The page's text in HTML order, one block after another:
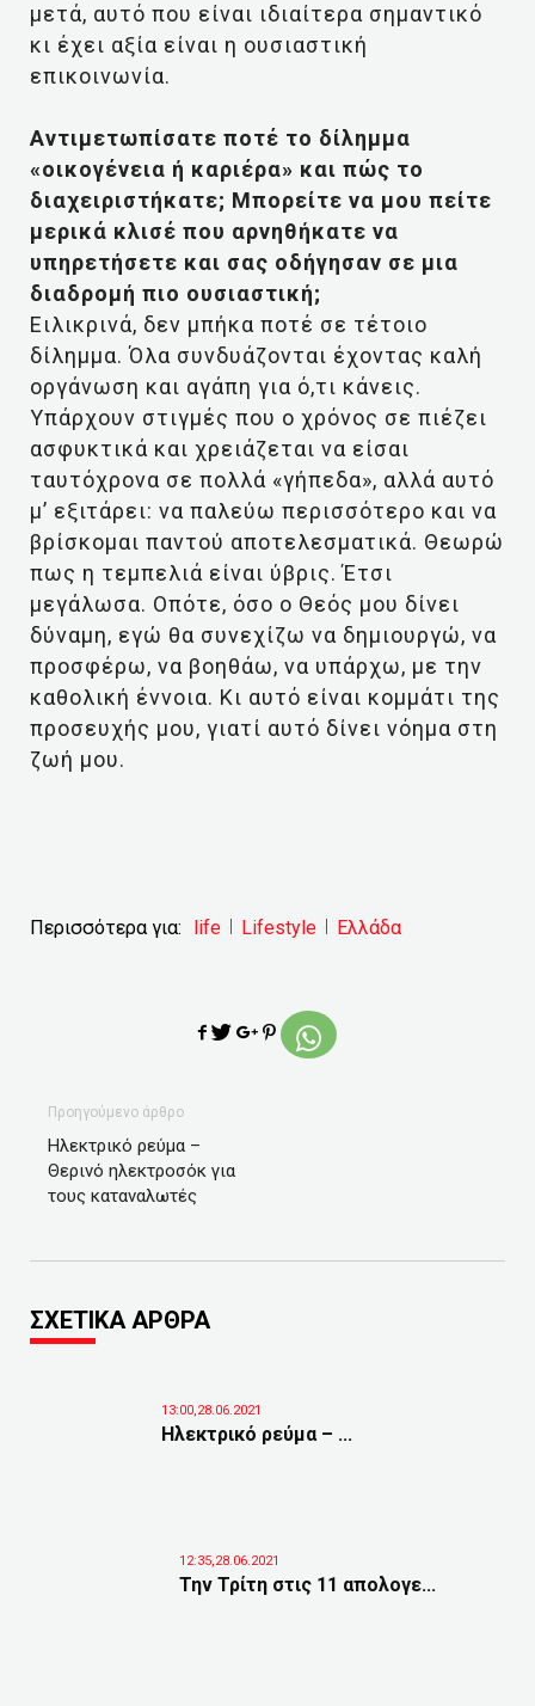
μετά, αυτό που είναι ιδιαίτερα σημαντικό
κι έχει αξία είναι η ουσιαστική
επικοινωνία.
Αντιμετωπίσατε ποτέ το δίλημμα
«οικογένεια ή καριέρα» και πώς το
διαχειριστήκατε; Μπορείτε να μου πείτε
μερικά κλισέ που αρνηθήκατε να
υπηρετήσετε και σας οδήγησαν σε μια
διαδρομή πιο ουσιαστική;
Ειλικρινά, δεν μπήκα ποτέ σε τέτοιο
δίλημμα. Όλα συνδυάζονται έχοντας καλή
οργάνωση και αγάπη για ό,τι κάνεις.
Υπάρχουν στιγμές που ο χρόνος σε πιέζει
ασφυκτικά και χρειάζεται να είσαι
ταυτόχρονα σε πολλά «γήπεδα», αλλά αυτό
μ’ εξιτάρει: να παλεύω περισσότερο και να
βρίσκομαι παντού αποτελεσματικά. Θεωρώ
πως η τεμπελιά είναι ύβρις. Έτσι
μεγάλωσα. Οπότε, όσο ο Θεός μου δίνει
δύναμη, εγώ θα συνεχίζω να δημιουργώ, να
προσφέρω, να βοηθάω, να υπάρχω, με την
καθολική έννοια. Κι αυτό είναι κομμάτι της
προσευχής μου, γιατί αυτό δίνει νόημα στη
ζωή μου.
Περισσότερα για: life Lifestyle Ελλάδα
Προηγούμενο άρθρο
Ηλεκτρικό ρεύμα –
Θερινό ηλεκτροσόκ για
τους καταναλωτές
ΣΧΕΤΙΚΑ ΑΡΘΡΑ
13:00,28.06.2021
Ηλεκτρικό ρεύμα – ...
12:35,28.06.2021
Την Τρίτη στις 11 απολογε...